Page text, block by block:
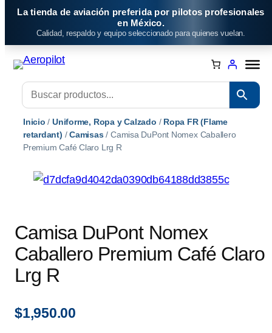
Saltar
La tienda de aviación preferida por pilotos profesionales
en México.
Calidad, respaldo y equipo seleccionado para quienes vuelan.
Inicio /Uniforme, Ropa y Calzado / Ropa FR (Flame
retardant) /Camisas/ Camisa DuPont Nomex Caballero
Premium Café Claro Lrg R
Camisa DuPont Nomex
Caballero Premium Café Claro
Lrg R
$1,950.00